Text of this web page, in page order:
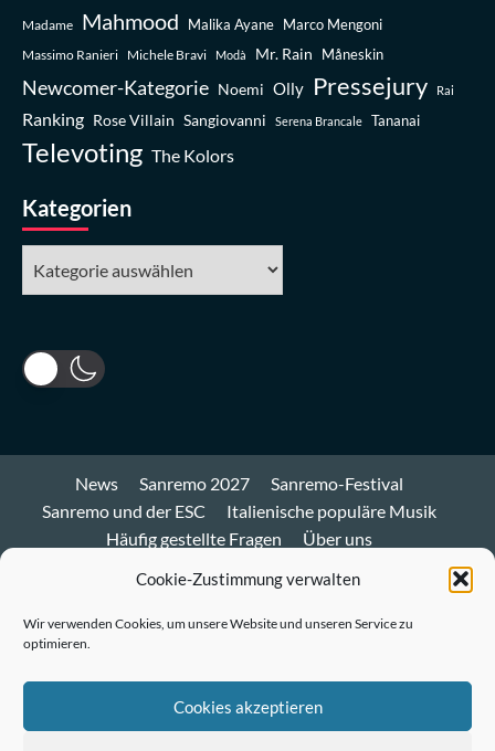
Cookie-Zustimmung verwalten
Wir verwenden Cookies, um unsere Website und unseren Service zu
optimieren.
Cookies akzeptieren
Madame Mahmood Malika Ayane Marco Mengoni
Massimo Ranieri Michele Bravi Modà Mr. Rain Måneskin
Newcomer-Kategorie Noemi Olly Pressejury Rai
Ranking Rose Villain Sangiovanni Serena Brancale Tananai
Televoting The Kolors
Kategorien
News Sanremo 2027
Sanremo-Festival
Sanremo und der ESC
Italienische populäre Musik
Häufig gestellte Fragen
Über uns
Mastodon
Twitter
LinkedIn